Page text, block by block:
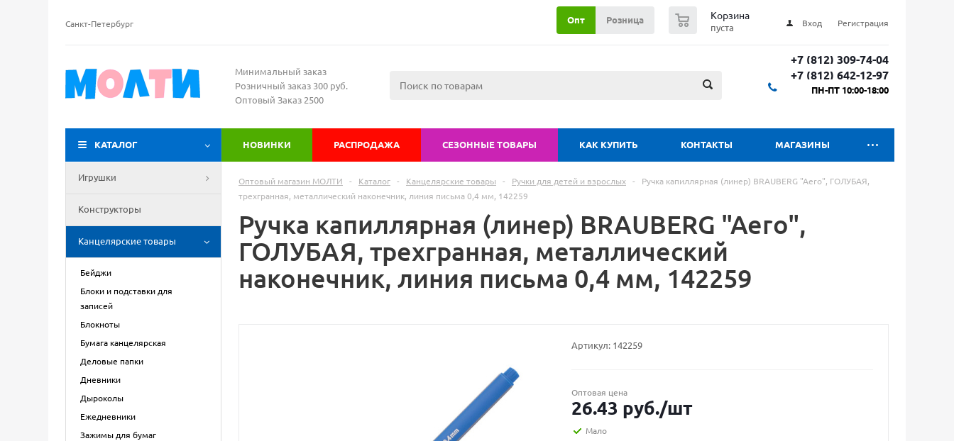
Санкт-Петербург Вход Регистрация
Корзина
пуста
Опт Розница
Минимальный заказ
Розничный заказ 300 руб.
Оптовый Заказ 2500
+7 (812) 309-74-04
+7 (812) 642-12-97
ПН-ПТ 10:00-18:00
КАТАЛОГ НОВИНКИ РАСПРОДАЖА СЕЗОННЫЕ ТОВАРЫ КАК КУПИТЬ КОНТАКТЫ МАГАЗИНЫ
Игрушки
Конструкторы
Канцелярские товары
Бейджи
Блоки и подставки для
записей
Блокноты
Бумага канцелярская
Деловые папки
Дневники
Дыроколы
Ежедневники
Зажимы для бумаг
Оптовый магазин МОЛТИ - Каталог - Канцелярские товары - Ручки для детей и взрослых -
Ручка капиллярная (линер) BRAUBERG "Aero", ГОЛУБАЯ,
трехгранная, металлический наконечник, линия письма 0,4 мм, 142259
Ручка капиллярная (линер) BRAUBERG "Aero",
ГОЛУБАЯ, трехгранная, металлический
наконечник, линия письма 0,4 мм, 142259
Артикул: 142259
Оптовая цена
26.43 руб./шт
Мало